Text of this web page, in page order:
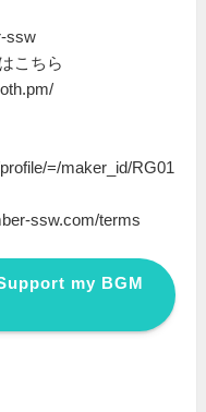
ssw
こちら
=/maker_id/RG01
ssw.com/terms
my BGM